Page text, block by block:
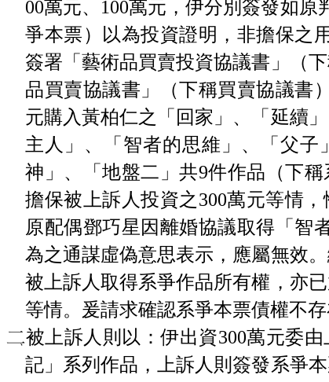
00萬元、100萬元，伊分別簽發如原
爭本票）以為投資證明，非擔保之
簽署「藝術品買賣投資協議書」（
品買賣協議書」（下稱買賣協議書
元購入黃柏仁之「回家」、「延續
主人」、「智者的思維」、「父子
神」、「地盤二」共9件作品（下
擔保被上訴人投資之300萬元等情
原配偶鄧巧星因離婚協議取得「智
為之通謀虛偽意思表示，應屬無效
被上訴人取得系爭作品所有權，亦
等情。爰請求確認系爭本票債權不存
被上訴人則以：伊出資300萬元委
記」系列作品，上訴人則簽發系爭